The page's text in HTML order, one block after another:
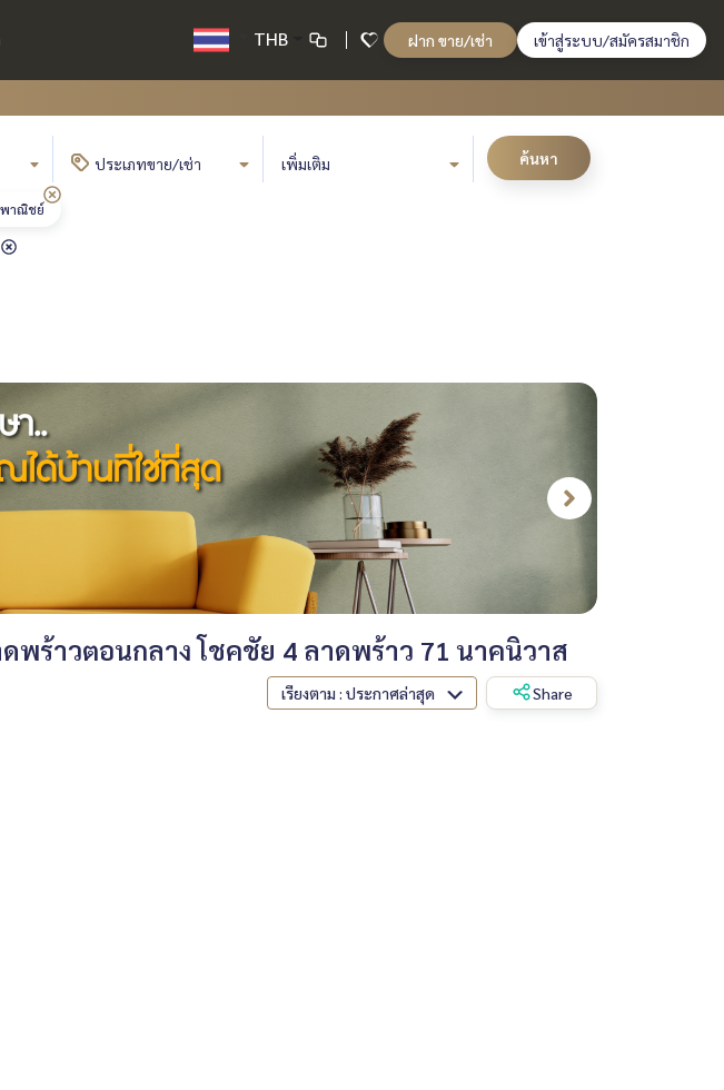
THB ฝาก ขาย/เช่า เข้าสู่ระบบ/สมัครสมาชิก
ประเภทขาย/เช่า เพิ่มเติม ค้นหา
พาณิชย์
พร้าวตอนกลาง โชคชัย 4 ลาดพร้าว 71 นาคนิวาส
เรียงตาม : ประกาศล่าสุด Share